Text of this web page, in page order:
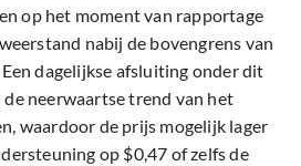
op het moment van rapportage
nabij de bovengrens van
dagelijkse afsluiting onder dit
de neerwaartse trend van het
waardoor de prijs mogelijk lager
op $0,47 of zelfs de